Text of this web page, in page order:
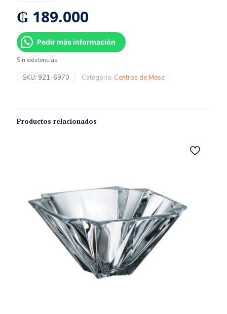
₲ 189.000
Pedir más información
Sin existencias
SKU: 921-6970 Categoría: Centros de Mesa
Productos relacionados